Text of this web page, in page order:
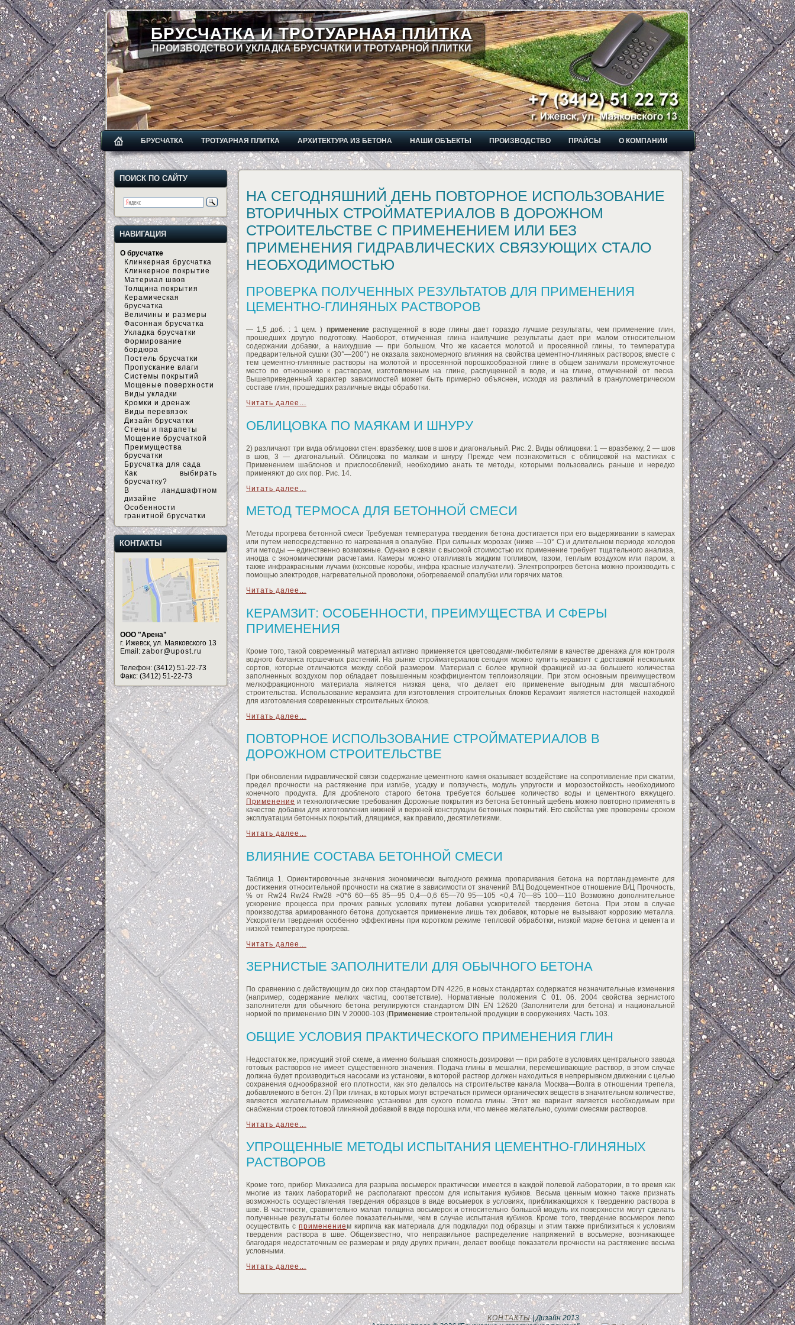
БРУСЧАТКА И ТРОТУАРНАЯ ПЛИТКА
ПРОИЗВОДСТВО И УКЛАДКА БРУСЧАТКИ И ТРОТУАРНОЙ ПЛИТКИ
БРУСЧАТКА ТРОТУАРНАЯ ПЛИТКА АРХИТЕКТУРА ИЗ БЕТОНА НАШИ ОБЪЕКТЫ ПРОИЗВОДСТВО ПРАЙСЫ О КОМПАНИИ
ПОИСК ПО САЙТУ
НАВИГАЦИЯ
О брусчатке
Клинкерная брусчатка
Клинкерное покрытие
Материал швов
Толщина покрытия
Керамическая
брусчатка
Величины и размеры
Фасонная брусчатка
Укладка брусчатки
Формирование
бордюра
Постель брусчатки
Пропускание влаги
Системы покрытий
Мощеные поверхности
Виды укладки
Кромки и дренаж
Виды перевязок
Дизайн брусчатки
Стены и парапеты
Мощение брусчаткой
Преимущества
брусчатки
Брусчатка для сада
Как выбирать
брусчатку?
В ландшафтном
дизайне
Особенности
гранитной брусчатки
КОНТАКТЫ
ООО "Арена"
г. Ижевск, ул. Маяковского 13
Email: zabor@upost.ru
Телефон: (3412) 51-22-73
Факс: (3412) 51-22-73
НА СЕГОДНЯШНИЙ ДЕНЬ ПОВТОРНОЕ ИСПОЛЬЗОВАНИЕ
ВТОРИЧНЫХ СТРОЙМАТЕРИАЛОВ В ДОРОЖНОМ
СТРОИТЕЛЬСТВЕ С ПРИМЕНЕНИЕМ ИЛИ БЕЗ
ПРИМЕНЕНИЯ ГИДРАВЛИЧЕСКИХ СВЯЗУЮЩИХ СТАЛО
НЕОБХОДИМОСТЬЮ
ПРОВЕРКА ПОЛУЧЕННЫХ РЕЗУЛЬТАТОВ ДЛЯ ПРИМЕНЕНИЯ
ЦЕМЕНТНО-ГЛИНЯНЫХ РАСТВОРОВ
— 1,5 доб. : 1 цем. ) применениераспущенной в воде глины дает гораздо лучшие результаты, чем применение глин,
прошедших другую подготовку. Наоборот, отмученная глина наилучшие результаты дает при малом относительном
содержании добавки, а наихудшие — при большом. Что же касается молотой и просеянной глины, то температура
предварительной сушки (30°—200°) не оказала закономерного влияния на свойства цементно-глиняных растворов; вместе с
тем цементно-глиняные растворы на молотой и просеянной порошкообразной глине в общем занимали промежуточное
место по отношению к растворам, изготовленным на глине, распущенной в воде, и на глине, отмученной от песка.
Вышеприведенный характер зависимостей может быть примерно объяснен, исходя из различий в гранулометрическом
составе глин, прошедших различные виды обработки.
Читать далее...
ОБЛИЦОВКА ПО МАЯКАМ И ШНУРУ
2) различают три вида облицовки стен: вразбежку, шов в шов и диагональный. Рис. 2. Виды облицовки: 1 — вразбежку, 2 — шов
в шов, 3 — диагональный. Облицовка по маякам и шнуру Прежде чем познакомиться с облицовкой на мастиках с
Применением шаблонов и приспособлений, необходимо анать те методы, которыми пользовались раньше и нередко
применяют до сих пор. Рис. 14.
Читать далее...
МЕТОД ТЕРМОСА ДЛЯ БЕТОННОЙ СМЕСИ
Методы прогрева бетонной смеси Требуемая температура твердения бетона достигается при его выдерживании в камерах
или путем непосредственно го нагревания в опалубке. При сильных морозах (ниже —10° С) и длительном периоде холодов
эти методы — единственно возможные. Однако в связи с высокой стоимостью их применение требует тщательного анализа,
иногда с экономическими расчетами. Камеры можно отапливать жидким топливом, газом, теплым воздухом или паром, а
также инфракрасными лучами (коксовые коробы, инфра красные излучатели). Электропрогрев бетона можно производить с
помощью электродов, нагревательной проволоки, обогреваемой опалубки или горячих матов.
Читать далее...
КЕРАМЗИТ: ОСОБЕННОСТИ, ПРЕИМУЩЕСТВА И СФЕРЫ
ПРИМЕНЕНИЯ
Кроме того, такой современный материал активно применяется цветоводами-любителями в качестве дренажа для контроля
водного баланса горшечных растений. На рынке стройматериалов сегодня можно купить керамзит с доставкой нескольких
сортов, которые отличаются между собой размером. Материал с более крупной фракцией из-за большего количества
заполненных воздухом пор обладает повышенным коэффициентом теплоизоляции. При этом основным преимуществом
мелкофракционного материала является низкая цена, что делает его применение выгодным для масштабного
строительства. Использование керамзита для изготовления строительных блоков Керамзит является настоящей находкой
для изготовления современных строительных блоков.
Читать далее...
ПОВТОРНОЕ ИСПОЛЬЗОВАНИЕ СТРОЙМАТЕРИАЛОВ В
ДОРОЖНОМ СТРОИТЕЛЬСТВЕ
При обновлении гидравлической связи содержание цементного камня оказывает воздействие на сопротивление при сжатии,
предел прочности на растяжение при изгибе, усадку и ползучесть, модуль упругости и морозостойкость необходимого
конечного продукта. Для дробленого старого бетона требуется большее количество воды и цементного вяжущего.
Применение и технологические требования Дорожные покрытия из бетона Бетонный щебень можно повторно применять в
качестве добавки для изготовления нижней и верхней конструкции бетонных покрытий. Его свойства уже проверены сроком
эксплуатации бетонных покрытий, длящимся, как правило, десятилетиями.
Читать далее...
ВЛИЯНИЕ СОСТАВА БЕТОННОЙ СМЕСИ
Таблица 1. Ориентировочные значения экономически выгодного режима пропаривания бетона на портландцементе для
достижения относительной прочности на сжатие в зависимости от значений В/Ц Водоцементное отношение В/Ц Прочность,
% от Rw24 Rw24 Rw28 >0*6 60—65 85—95 0,4—0,6 65—70 95—105 <0,4 70—85 100—110 Возможно дополнительное
ускорение процесса при прочих равных условиях путем добавки ускорителей твердения бетона. При этом в случае
производства армированного бетона допускается применение лишь тех добавок, которые не вызывают коррозию металла.
Ускорители твердения особенно эффективны при коротком режиме тепловой обработки, низкой марке бетона и цемента и
низкой температуре прогрева.
Читать далее...
ЗЕРНИСТЫЕ ЗАПОЛНИТЕЛИ ДЛЯ ОБЫЧНОГО БЕТОНА
По сравнению с действующим до сих пор стандартом DIN 4226, в новых стандартах содержатся незначительные изменения
(например, содержание мелких частиц, соответствие). Нормативные положения С 01. 06. 2004 свойства зернистого
заполнителя для обычного бетона регулируются стандартом DIN EN 12620 (Заполнители для бетона) и национальной
нормой по применению DIN V 20000-103 (Применение строительной продукции в сооружениях. Часть 103.
ОБЩИЕ УСЛОВИЯ ПРАКТИЧЕСКОГО ПРИМЕНЕНИЯ ГЛИН
Недостаток же, присущий этой схеме, а именно большая сложность дозировки — при работе в условиях центрального завода
готовых растворов не имеет существенного значения. Подача глины в мешалки, перемешивающие раствор, в этом случае
должна будет производиться насосами из установки, в которой раствор должен находиться в непрерывном движении с целью
сохранения однообразной его плотности, как это делалось на строительстве канала Москва—Волга в отношении трепела,
добавляемого в бетон. 2) При глинах, в которых могут встречаться примеси органических веществ в значительном количестве,
является желательным применение установки для сухого помола глины. Этот же вариант является необходимым при
снабжении строек готовой глиняной добавкой в виде порошка или, что менее желательно, сухими смесями растворов.
Читать далее...
УПРОЩЕННЫЕ МЕТОДЫ ИСПЫТАНИЯ ЦЕМЕНТНО-ГЛИНЯНЫХ
РАСТВОРОВ
Кроме того, прибор Михаэлиса для разрыва восьмерок практически имеется в каждой полевой лаборатории, в то время как
многие из таких лабораторий не располагают прессом для испытания кубиков. Весьма ценным можно также признать
возможность осуществления твердения образцов в виде восьмерок в условиях, приближающихся к твердению раствора в
шве. В частности, сравнительно малая толщина восьмерок и относительно большой модуль их поверхности могут сделать
полученные результаты более показательными, чем в случае испытания кубиков. Кроме того, твердение восьмерок легко
осуществить с применением кирпича как материала для подкладки под образцы и этим также приблизиться к условиям
твердения раствора в шве. Общеизвестно, что неправильное распределение напряжений в восьмерке, возникающее
благодаря недостаточным ее размерам и ряду других причин, делает вообще показатели прочности на растяжение весьма
условными.
Читать далее...
КОНТАКТЫ| Дизайн 2013